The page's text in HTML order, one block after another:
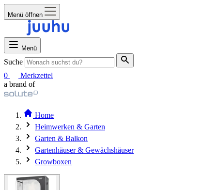
Menü öffnen
Menü
Suche
0
Merkzettel
a brand of
Home
Heimwerken & Garten
Garten & Balkon
Gartenhäuser & Gewächshäuser
Growboxen